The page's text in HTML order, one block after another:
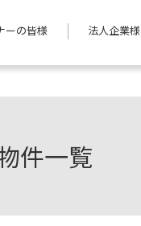
ーの皆様 法人企業様
件一覧